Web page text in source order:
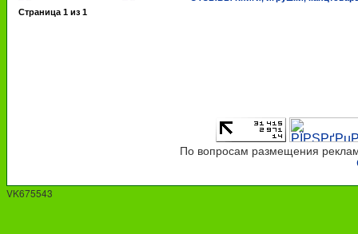
Страница 1 из 1
По вопросам размещения
VK675543